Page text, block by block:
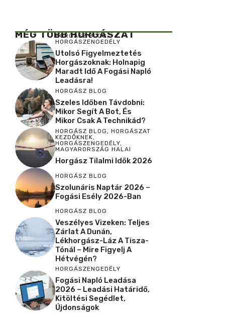
MÉG TÖBB HORGÁSZAT
HORGÁSZ BLOG,
HORGÁSZENGEDÉLY
Utolsó Figyelmeztetés
Horgászoknak: Holnapig
Maradt Idő A Fogási Napló
Leadásra!
HORGÁSZ BLOG
Szeles Időben Távdobni:
Mikor Segít A Bot, És
Mikor Csak A Technikád?
HORGÁSZ BLOG , HORGÁSZAT
KEZDŐKNEK,
HORGÁSZENGEDÉLY,
MAGYARORSZÁG HALAI
Horgász Tilalmi Idők 2026
HORGÁSZ BLOG
Szolunáris Naptár 2026 –
Fogási Esély 2026-Ban
HORGÁSZ BLOG
Veszélyes Vizeken: Teljes
Zárlat A Dunán,
Lékhorgász-Láz A Tisza-
Tónál – Mire Figyelj A
Hétvégén?
HORGÁSZENGEDÉLY
Fogási Napló Leadása
2026 – Leadási Határidő,
Kitöltési Segédlet,
Újdonságok